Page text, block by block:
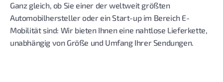
Ganz gleich, ob Sie einer der weltweit größten
Automobilhersteller oder ein Start-up im Bereich E-
Mobilität sind: Wir bieten Ihnen eine nahtlose Lieferkette,
unabhängig von Größe und Umfang Ihrer Sendungen.